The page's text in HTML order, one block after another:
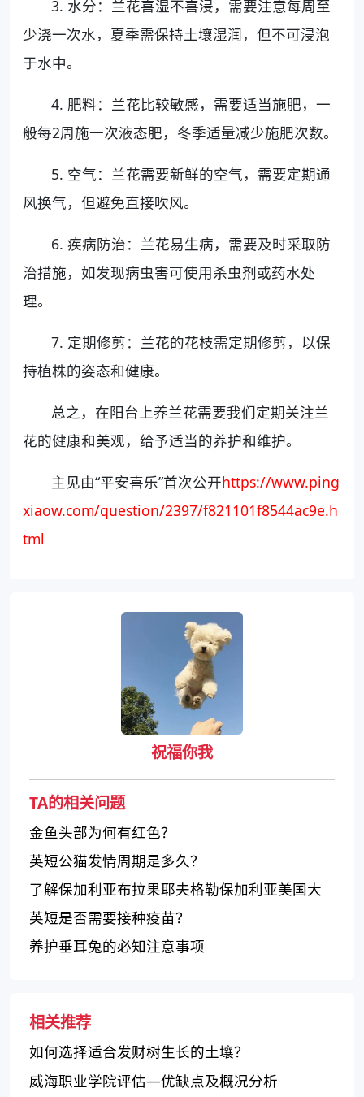
3. 水分：兰花喜湿不喜浸，需要注意每周至
少浇一次水，夏季需保持土壤湿润，但不可浸泡
于水中。
4. 肥料：兰花比较敏感，需要适当施肥，一
般每2周施一次液态肥，冬季适量减少施肥次数。
5. 空气：兰花需要新鲜的空气，需要定期通
风换气，但避免直接吹风。
6. 疾病防治：兰花易生病，需要及时采取防
治措施，如发现病虫害可使用杀虫剂或药水处
理。
7. 定期修剪：兰花的花枝需定期修剪，以保
持植株的姿态和健康。
总之，在阳台上养兰花需要我们定期关注兰
花的健康和美观，给予适当的养护和维护。
主见由“平安喜乐”首次公开https://www.ping
xiaow.com/question/2397/f821101f8544ac9e.h
tml
祝福你我
TA的相关问题
金鱼头部为何有红色？
英短公猫发情周期是多久？
了解保加利亚布拉果耶夫格勒保加利亚美国大
学
英短是否需要接种疫苗？
养护垂耳兔的必知注意事项
相关推荐
如何选择适合发财树生长的土壤？
威海职业学院评估—优缺点及概况分析